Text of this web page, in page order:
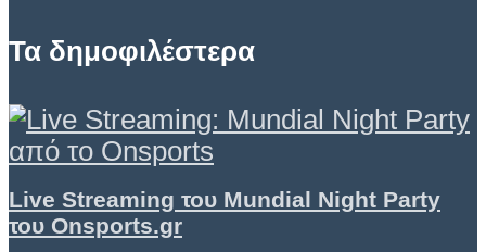
Τα δημοφιλέστερα
Live Streaming του Mundial Night Party
του Onsports.gr